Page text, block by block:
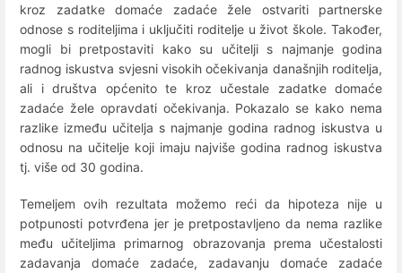
kroz zadatke domaće zadaće žele ostvariti partnerske
odnose s roditeljima i uključiti roditelje u život škole. Također,
mogli bi pretpostaviti kako su učitelji s najmanje godina
radnog iskustva svjesni visokih očekivanja današnjih roditelja,
ali i društva općenito te kroz učestale zadatke domaće
zadaće žele opravdati očekivanja. Pokazalo se kako nema
razlike između učitelja s najmanje godina radnog iskustva u
odnosu na učitelje koji imaju najviše godina radnog iskustva
tj. više od 30 godina.
Temeljem ovih rezultata možemo reći da hipoteza nije u
potpunosti potvrđena jer je pretpostavljeno da nema razlike
među učiteljima primarnog obrazovanja prema učestalosti
zadavanja domaće zadaće, zadavanju domaće zadaće